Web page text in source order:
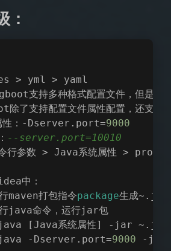
：
> yml > yaml
支持多种格式配置文件，但是在
了支持配置文件属性配置，还支持
性：-Dserver.port=9000
--server.port=10010
令行参数 > Java系统属性 >
中：
maven打包指令package生成~.jar
java命令，运行jar包
[Java系统属性] -jar ~.jar
-Dserver.port=
9000 -jar